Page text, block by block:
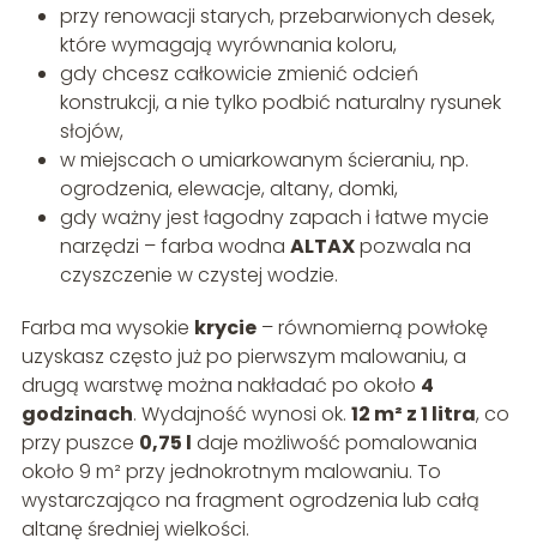
przy renowacji starych, przebarwionych desek,
które wymagają wyrównania koloru,
gdy chcesz całkowicie zmienić odcień
konstrukcji, a nie tylko podbić naturalny rysunek
słojów,
w miejscach o umiarkowanym ścieraniu, np.
ogrodzenia, elewacje, altany, domki,
gdy ważny jest łagodny zapach i łatwe mycie
narzędzi – farba wodna ALTAXpozwala na
czyszczenie w czystej wodzie.
Farba ma wysokie krycie– równomierną powłokę
uzyskasz często już po pierwszym malowaniu, a
drugą warstwę można nakładać po około 4
godzinach. Wydajność wynosi ok. 12 m² z 1 litra, co
przy puszce 0,75 l daje możliwość pomalowania
około 9 m² przy jednokrotnym malowaniu. To
wystarczająco na fragment ogrodzenia lub całą
altanę średniej wielkości.